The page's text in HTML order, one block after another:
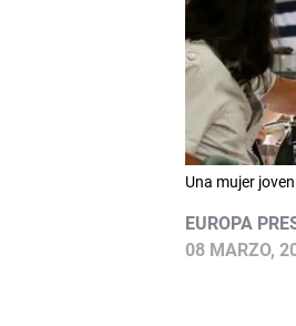
Una mujer
EUROPA
08 MARZO,